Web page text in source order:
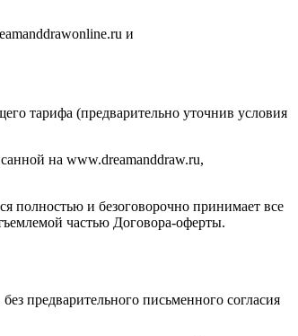
и
тарифа (предварительно уточнив условия
на www.dreamanddraw.ru,
полностью и безоговорочно принимает все
частью Договора-оферты.
предварительного письменного согласия